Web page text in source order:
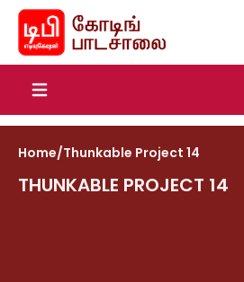
Open main menu
Home/Thunkable Project 14
THUNKABLE PROJECT 14